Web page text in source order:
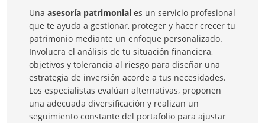
Una asesoría patrimonial es un servicio profesional
que te ayuda a gestionar, proteger y hacer crecer tu
patrimonio mediante un enfoque personalizado.
Involucra el análisis de tu situación financiera,
objetivos y tolerancia al riesgo para diseñar una
estrategia de inversión acorde a tus necesidades.
Los especialistas evalúan alternativas, proponen
una adecuada diversificación y realizan un
seguimiento constante del portafolio para ajustar